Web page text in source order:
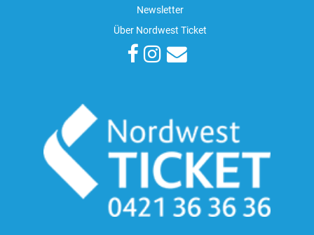
Newsletter
Über Nordwest Ticket